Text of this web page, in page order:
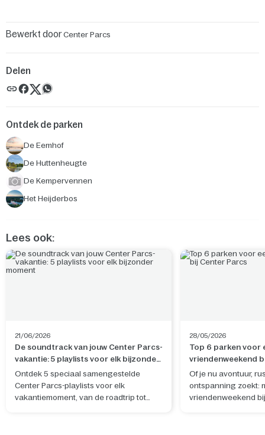
Bewerkt doorCenter Parcs
Ontdek de parken
De Eemhof
De Huttenheugte
De Kempervennen
Het Heijderbos
Delen
Lees ook:
21/06/2026
De soundtrack van jouw Center Parcs-
vakantie: 5 playlists voor elk bijzonder
moment
Ontdek 5 speciaal samengestelde
Center Parcs-playlists voor elk
vakantiemoment, van de roadtrip tot
28/05/2026
Top 6 parken voor
vriendenweekend
Of je nu avontuur,
ontspanning zoekt:
vriendenweekend